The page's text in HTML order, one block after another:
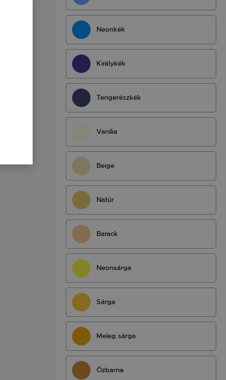
Neonkék
Királykék
Tengerészkék
Vanília
Beige
Natúr
Barack
Neonsárga
Sárga
Meleg sárga
Őzbarna